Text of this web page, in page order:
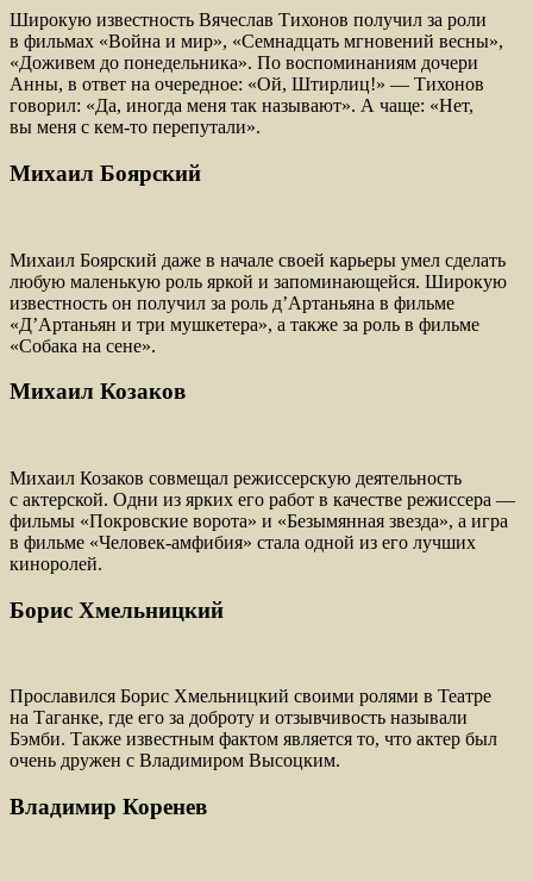
Широкую известность Вячеслав Тихонов получил за роли
в фильмах «Война и мир», «Семнадцать мгновений весны»,
«Доживем до понедельника». По воспоминаниям дочери
Анны, в ответ на очередное: «Ой, Штирлиц!» — Тихонов
говорил: «Да, иногда меня так называют». А чаще: «Нет,
вы меня с кем-то перепутали».
Михаил Боярский
Михаил Боярский даже в начале своей карьеры умел сделать
любую маленькую роль яркой и запоминающейся. Широкую
известность он получил за роль д’Артаньяна в фильме
«Д’Артаньян и три мушкетера», а также за роль в фильме
«Собака на сене».
Михаил Козаков
Михаил Козаков совмещал режиссерскую деятельность
с актерской. Одни из ярких его работ в качестве режиссера —
фильмы «Покровские ворота» и «Безымянная звезда», а игра
в фильме «Человек-амфибия» стала одной из его лучших
киноролей.
Борис Хмельницкий
Прославился Борис Хмельницкий своими ролями в Театре
на Таганке, где его за доброту и отзывчивость называли
Бэмби. Также известным фактом является то, что актер был
очень дружен с Владимиром Высоцким.
Владимир Коренев